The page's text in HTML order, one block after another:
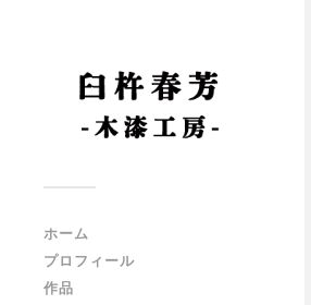
ホーム
プロフィール
作品